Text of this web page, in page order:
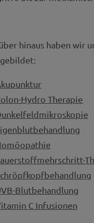
hinaus haben wir
Hydro Therapie
Blutbehandlung
C Infusionen